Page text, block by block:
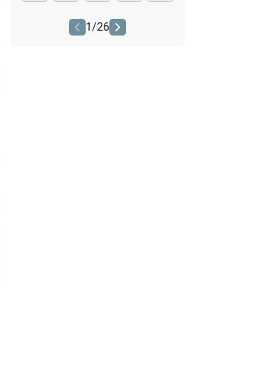
1/26